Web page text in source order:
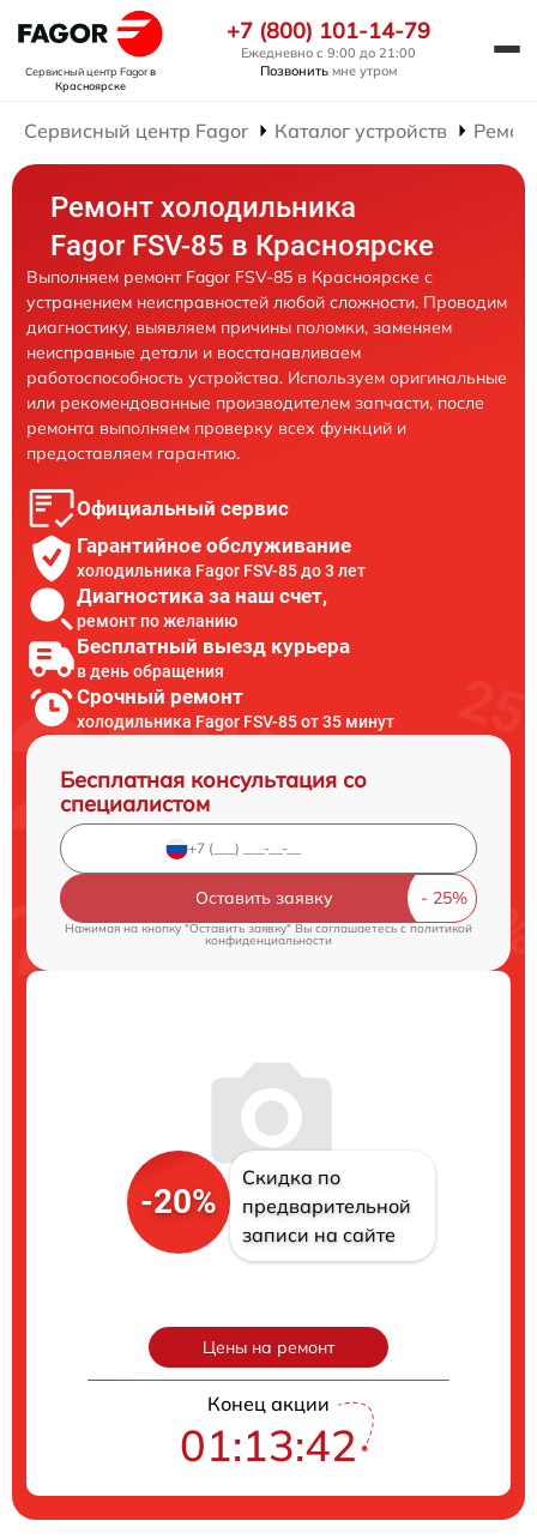
Сервисный центр Fagorв
Красноярске
+7 (800) 101-14-79
Ежедневно с 9:00 до 21:00
Позвонить мне утром
Сервисный центр Fagor Каталог устройств
Ремонт холодильника
Fagor FSV-85 в Красноярске
Выполняем ремонт Fagor FSV-85 в Красноярске с
устранением неисправностей любой сложности. Проводим
диагностику, выявляем причины поломки, заменяем
неисправные детали и восстанавливаем
работоспособность устройства. Используем оригинальные
или рекомендованные производителем запчасти, после
ремонта выполняем проверку всех функций и
предоставляем гарантию.
Официальный сервис
Гарантийное обслуживание
холодильника Fagor FSV-85 до 3 лет
Диагностика за наш счет,
ремонт по желанию
Бесплатный выезд курьера
в день обращения
Срочный ремонт
холодильника Fagor FSV-85 от 35 минут
Бесплатная консультация со
специалистом
Оставить заявку
Нажимая на кнопку "Оставить заявку" Вы соглашаетесь cполитикой
конфиденциальности
-20%
Скидка по
предварительной
записи на сайте
Цены на ремонт
Конец акции
01:13:41